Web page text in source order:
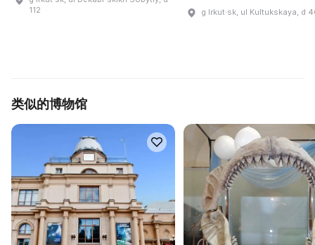
112
g Irkut·sk, ul Kultukskaya, d
类似的博物馆